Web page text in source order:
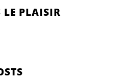
LE PLAISIR